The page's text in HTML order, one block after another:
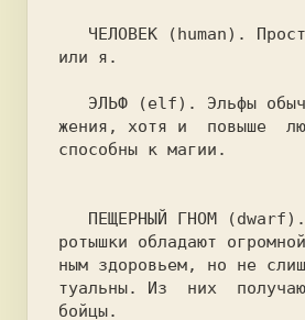
   ЧЕЛОВЕК (human).
или я.
   ЭЛЬФ (elf).
Эльфы
жения, хотя и  повыше
способны к магии.
   ПЕЩЕРНЫЙ ГНОМ (dwarf).
ротышки обладают
ным здоровьем, но не
туальны. Из  них
бойцы.